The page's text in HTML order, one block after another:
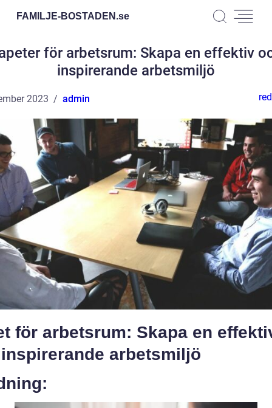
FAMILJE-BOSTADEN.se
för arbetsrum: Skapa en effektiv
inspirerande arbetsmiljö
2023 admin
för arbetsrum: Skapa en
arbetsmiljö